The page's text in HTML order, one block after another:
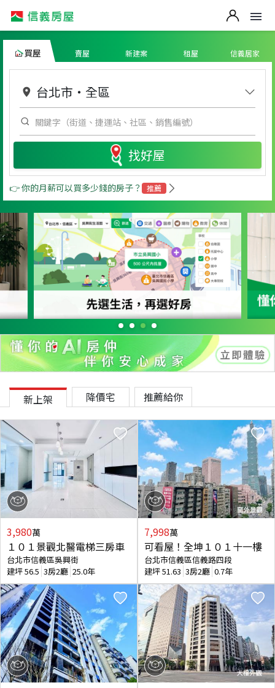
買屋 賣屋 新建案 租屋 信義居家
台北市 ・ 全區
找好屋
👉 你的月薪可以買多少錢的房子？ 推薦
新上架 降價宅 推薦給你
3,980萬
１０１景觀北醫電梯三房車
台北市信義區吳興街
建坪56.5 3房2廳 25.0年
7,998萬
可看屋！全坤１０１十一樓
台北市信義區信義路四段
建坪51.63 3房2廳 0.7年